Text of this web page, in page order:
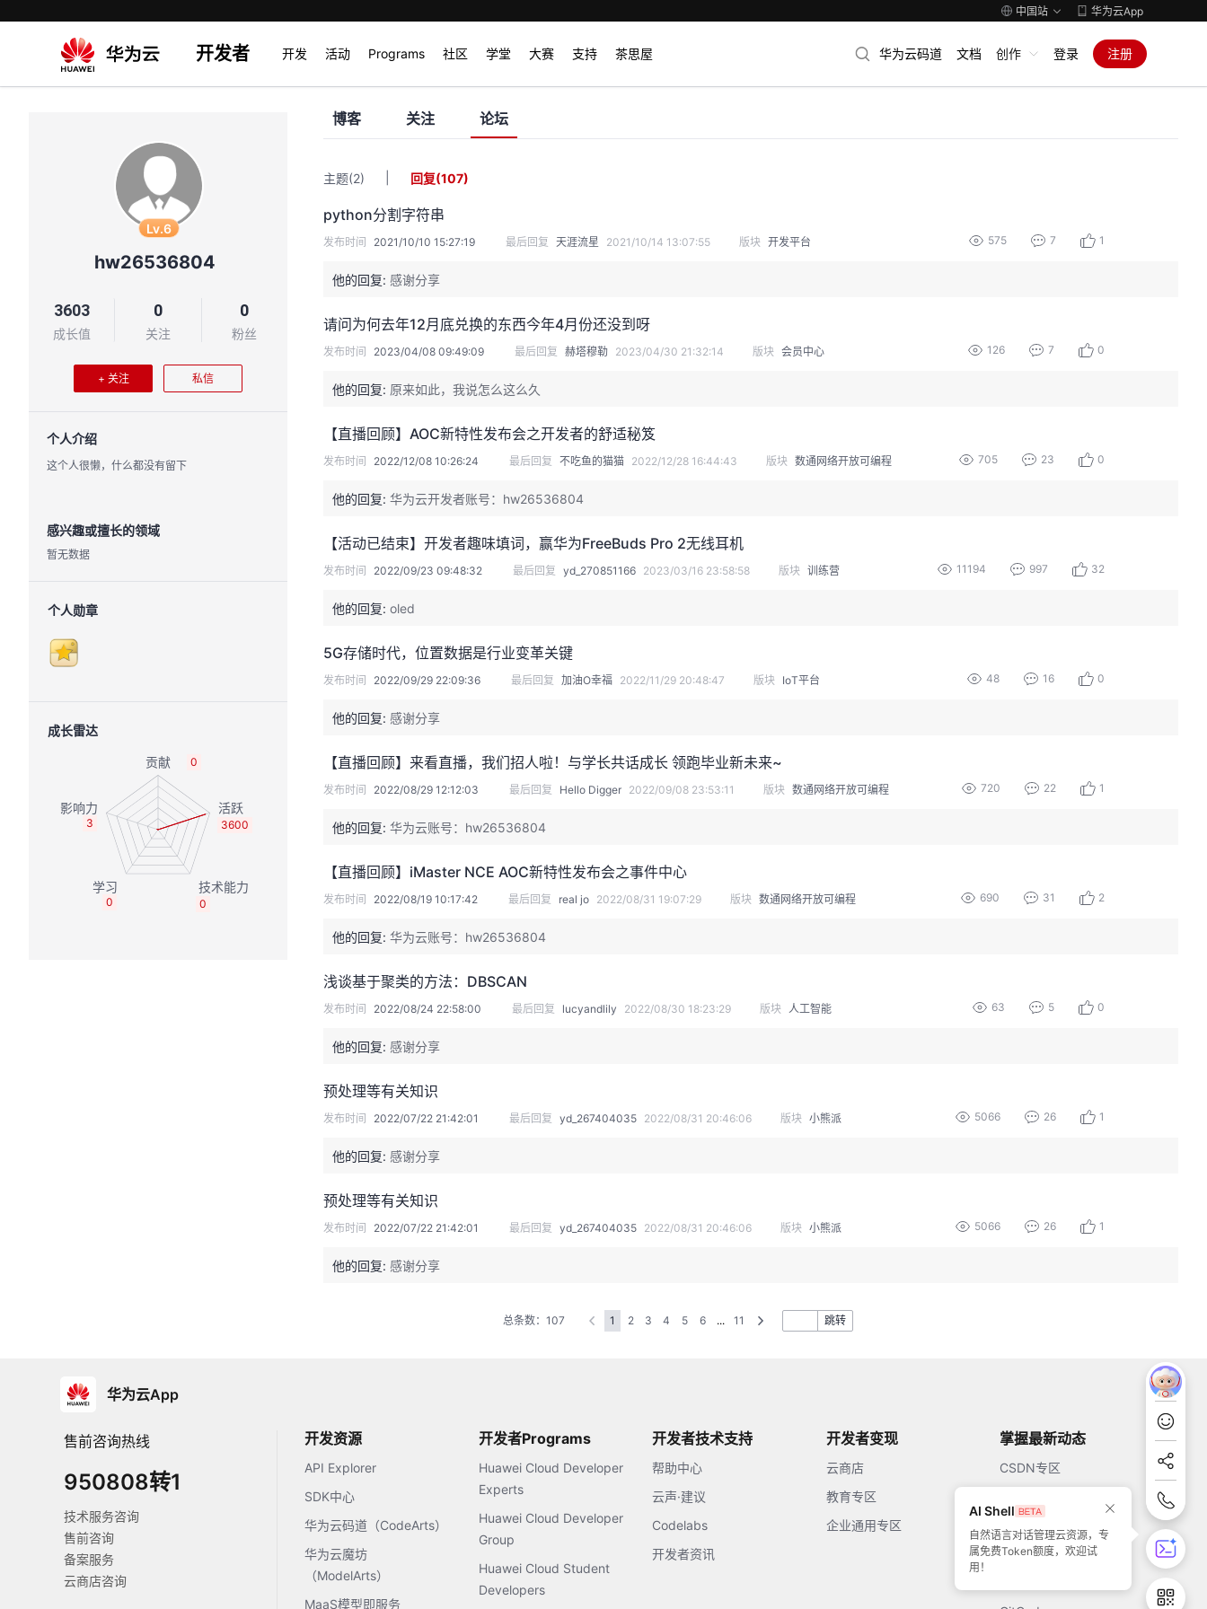
中国站 华为云App
开发者 开发 活动 Programs 社区 学堂 大赛 支持 茶思屋 华为云码道 文档 创作 登录 注册
Lv.6
hw26536804
3603
成长值
0
关注
0
粉丝
+ 关注 私信
个人介绍
这个人很懒，什么都没有留下
感兴趣或擅长的领域
暂无数据
个人勋章
成长雷达
0
3600
0
0
3
博客 关注 论坛
主题(2) 回复(107)
python分割字符串
发布时间 2021/10/10 15:27:19 最后回复 天涯流星 2021/10/14 13:07:55 版块 开发平台 575 7 1
他的回复: 感谢分享
请问为何去年12月底兑换的东西今年4月份还没到呀
发布时间 2023/04/08 09:49:09 最后回复 赫塔穆勒 2023/04/30 21:32:14 版块 会员中心 126 7 0
他的回复: 原来如此，我说怎么这么久
【直播回顾】AOC新特性发布会之开发者的舒适秘笈
发布时间 2022/12/08 10:26:24 最后回复 不吃鱼的猫猫 2022/12/28 16:44:43 版块 数通网络开放可编程 705 23 0
他的回复: 华为云开发者账号：hw26536804
【活动已结束】开发者趣味填词，赢华为FreeBuds Pro 2无线耳机
发布时间 2022/09/23 09:48:32 最后回复 yd_270851166 2023/03/16 23:58:58 版块 训练营 11194 997 32
他的回复: oled
5G存储时代，位置数据是行业变革关键
发布时间 2022/09/29 22:09:36 最后回复 加油O幸福 2022/11/29 20:48:47 版块 IoT平台 48 16 0
他的回复: 感谢分享
【直播回顾】来看直播，我们招人啦！与学长共话成长 领跑毕业新未来~
发布时间 2022/08/29 12:12:03 最后回复 Hello Digger 2022/09/08 23:53:11 版块 数通网络开放可编程 720 22 1
他的回复: 华为云账号：hw26536804
【直播回顾】iMaster NCE AOC新特性发布会之事件中心
发布时间 2022/08/19 10:17:42 最后回复 real jo 2022/08/31 19:07:29 版块 数通网络开放可编程 690 31 2
他的回复: 华为云账号：hw26536804
浅谈基于聚类的方法：DBSCAN
发布时间 2022/08/24 22:58:00 最后回复 lucyandlily 2022/08/30 18:23:29 版块 人工智能 63 5 0
他的回复: 感谢分享
预处理等有关知识
发布时间 2022/07/22 21:42:01 最后回复 yd_267404035 2022/08/31 20:46:06 版块 小熊派 5066 26 1
他的回复: 感谢分享
预处理等有关知识
发布时间 2022/07/22 21:42:01 最后回复 yd_267404035 2022/08/31 20:46:06 版块 小熊派 5066 26 1
他的回复: 感谢分享
总条数：107 1 2 3 4 5 6 ... 11 跳转
华为云App
售前咨询热线
950808转1
技术服务咨询
售前咨询
备案服务
云商店咨询
开发资源
API Explorer
SDK中心
华为云码道（CodeArts）
华为云魔坊
（ModelArts）
MaaS模型即服务
开发者Programs
Huawei Cloud Developer
Experts
Huawei Cloud Developer
Group
Huawei Cloud Student
Developers
开发者技术支持
帮助中心
云声·建议
Codelabs
开发者资讯
开发者变现
云商店
教育专区
企业通用专区
掌握最新动态
CSDN专区
51CTO
AI Shell
自然语言对话管理云资源，专
属免费Token额度，欢迎试
用！